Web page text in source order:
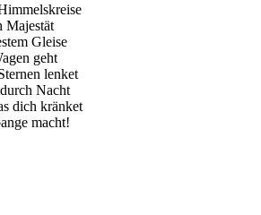
Majestät
Gleise
geht
lenket
Nacht
dich kränket
macht!